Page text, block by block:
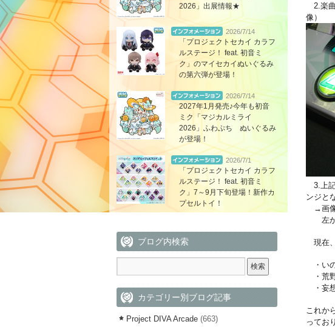
2.楽曲
像）
3.上記
ンジと
→画像
左か
現在
・い
・荒
・妄
これか
ってお
2026」出展情報★
2026/7/14
「プロジェクトセカイ カラフ
ルステージ！ feat. 初音ミ
ク」のマイセカイぬいぐるみ
の第六弾が登場！
2026/7/14
2027年1月発売♪今年も初音
ミク「マジカルミライ
2026」ふわぷち ぬいぐるみ
が登場！
2026/7/1
「プロジェクトセカイ カラフ
ルステージ！ feat. 初音ミ
ク」7～9月下旬登場！新作カ
プセルトイ！
ブログ内検索
カテゴリー別ブログ記事
Project DIVA Arcade (663)